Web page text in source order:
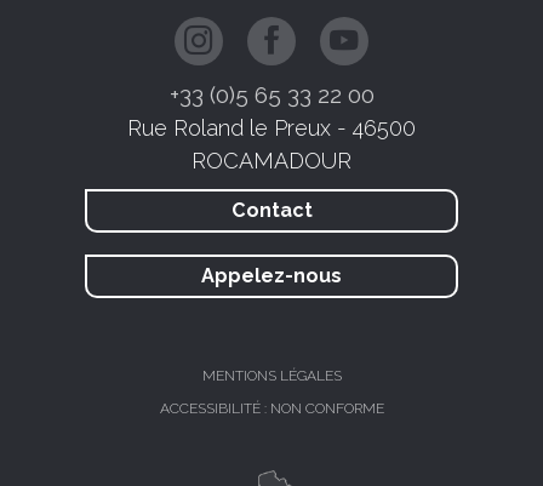
+33 (0)5 65 33 22 00
Rue Roland le Preux - 46500
ROCAMADOUR
Contact
Appelez-nous
MENTIONS LÉGALES
ACCESSIBILITÉ : NON CONFORME